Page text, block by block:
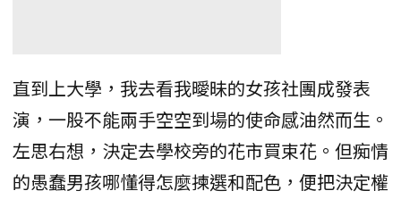
直到上大學，我去看我曖昧的女孩社團成發表
演，一股不能兩手空空到場的使命感油然而生。
左思右想，決定去學校旁的花市買束花。但痴情
的愚蠢男孩哪懂得怎麼揀選和配色，便把決定權